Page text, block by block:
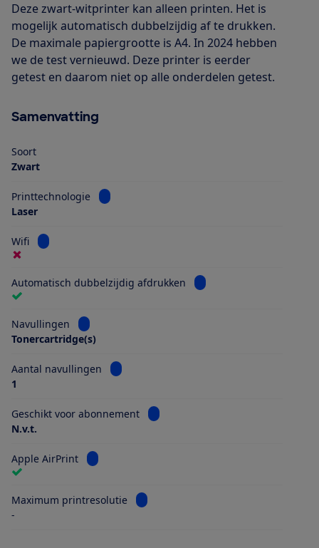
Deze zwart-witprinter kan alleen printen. Het is
mogelijk automatisch dubbelzijdig af te drukken.
De maximale papiergrootte is A4. In 2024 hebben
we de test vernieuwd. Deze printer is eerder
getest en daarom niet op alle onderdelen getest.
Samenvatting
Soort
Zwart
Printtechnologie
Bekijk informatie voor Printtechnologie
Laser
Wifi Bekijk informatie voor Wifi
Automatisch dubbelzijdig afdrukken Bekijk informatie voor
Navullingen
Bekijk informatie voor Navullingen
Tonercartridge(s)
Aantal navullingen
Bekijk informatie voor Aantal navullingen
1
Geschikt voor abonnement
Bekijk informatie voor Geschikt
N.v.t.
Apple AirPrint Bekijk informatie voor Apple AirPrint
Maximum printresolutie
Bekijk informatie voor Maximum
-